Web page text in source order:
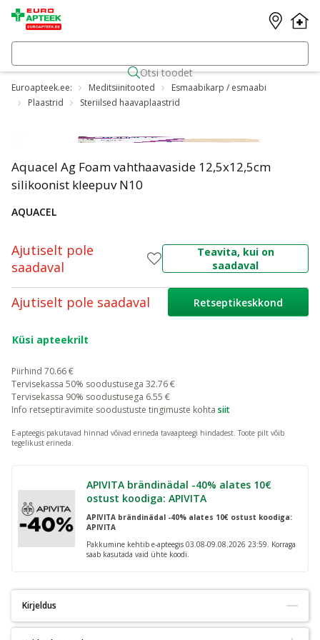
Otsi toodet
Euroapteek.ee: Meditsiinitooted
Esmaabikarp / esmaabi
Plaastrid
Steriilsed haavaplaastrid
Aquacel Ag Foam vahthaavaside 12,5x12,5cm
silikoonist kleepuv N10
AQUACEL
Ajutiselt pole
saadaval
Teavita, kui on
saadaval
Ajutiselt pole saadaval Retseptikeskkond
Küsi apteekrilt
Piirhind 70.66€
Tervisekassa 50% soodustusega 32.76€
Tervisekassa 90% soodustusega 6.55 €
Info retseptiravimite soodustuste tingimuste kohta siit
E-apteegis pakutavad hinnad võivad erineda tavaapteegi hindadest. Toote pilt võib
tegelikust erineda.
APIVITA brändinädal -40% alates 10€
ostust koodiga: APIVITA
APIVITA brändinädal -40% alates 10€ ostust koodiga:
APIVITA
Pakkumine kehtib e-apteegis 03.08-09.08.2026 23:59. Korraga
saab kasutada vaid ühte koodi.
Kirjeldus